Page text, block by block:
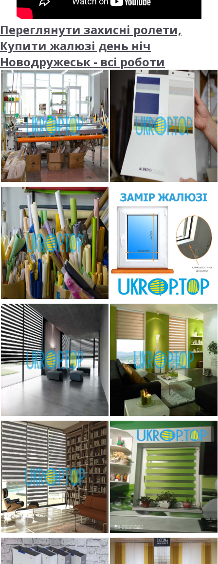
Переглянути захисні ролети,
Купити жалюзі день ніч
Новодружеськ - всі роботи